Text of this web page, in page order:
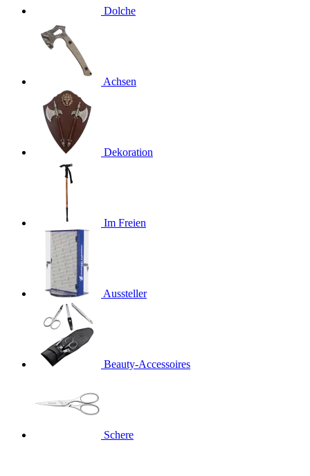
Dolche
Achsen
Dekoration
Im Freien
Aussteller
Beauty-Accessoires
Schere